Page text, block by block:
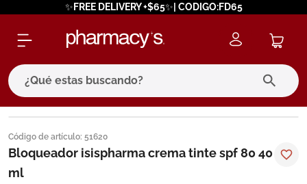
✨FREE DELIVERY +$65✨| CODIGO:FD65
¿Qué estas buscando?
Código de artículo: 51620
Bloqueador isispharma crema tinte spf 80 40
ml
términos más buscados
1. eucerin